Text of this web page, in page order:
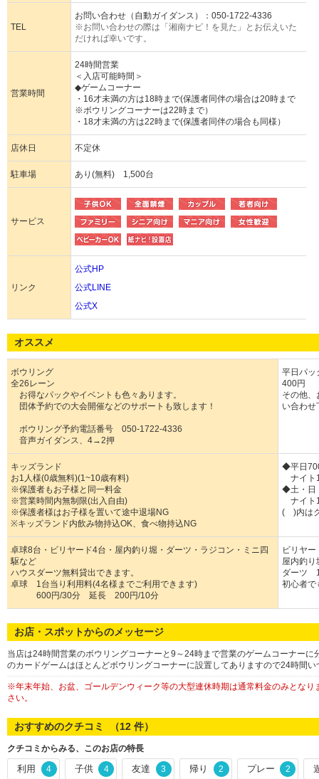
TEL
お問い合わせ（自動ガイダンス）： 050-1722-4336
※お問い合わせの際は「湘南ナビ！を見た」とお伝えいた
だければ幸いです。
営業時間
24時間営業
＜入店可能時間＞
◆ゲームコーナー
・16才未満の方は18時まで(保護者同伴の場合は20時まで
※ボウリングコーナーは22時まで）
・18才未満の方は22時まで(保護者同伴の場合も同様）
店休日 不定休
駐車場 あり(無料) 1,500台
サービス
リンク
公式HP
公式LINE
公式X
オススメ
ボウリング
全26レーン
お得なパックやイベントも色々あります。
団体予約での大会開催などのサポートも致します！
ボウリング予約電話番号 050-1722-4336
音声ガイダンス、4→2押
平日パ
400円
その他、
い合わせ
キッズランド
お1人様(0歳無料)(1~10歳有料)
※保護者もお子様と同一料金
※営業時間内無制限(出入自由)
※保護者様はお子様を置いて途中退場NG
※キッズランド内飲み物持込OK、食べ物持込NG
◆平日
ナイト
◆土・日
ナイト
( )内は
卓球8台・ビリヤード4台・屋内釣り堀・ダーツ・ラジコン・ミニ四
駆など
ハウスダーツ無料貸出できます。
卓球 1台当り利用料(4名様までご利用できます)
600円/30分 延長 200円/10分
ビリヤ
屋内釣
ダーツ
初心者で
お店・スポットからのメッセージ
当店は24時間営業のボウリングコーナーと9～24時まで営業のゲームコーナー
のカードゲームはほとんどボウリングコーナーに設置してありますので24時間
※年末年始、お盆、ゴールデンウィーク等の大型連休時期は通常料金のみとな
さい。
おすすめのクチコミ （12 件）
クチコミからみる、このお店の特長
利用 4 子供 4 友達 3 帰り 2 プレー 2